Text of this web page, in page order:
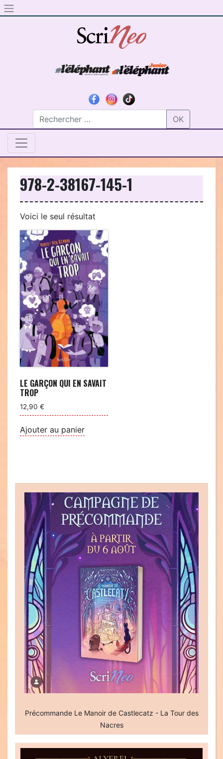
OK
978-2-38167-145-1
Voici le seul résultat
LE GARÇON QUI EN SAVAIT
TROP
12,90 €
Ajouter au panier
Précommande Le Manoir de Castlecatz - La Tour des
Nacres